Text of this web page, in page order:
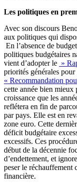
Les politiques en
Avec son discours
aux politiques qui
En l’absence de
politiques budgétaires
vient d’adopter le »
priorités générales
« Recommandation
cette année bien mieux
croissance que les
reflétera en fin de
par pays. Elle est en
zone euro. Cette
déficit budgétaire
excessifs. Ces
début de la décennie
d’endettement, et
peser le réchauffement
financière.